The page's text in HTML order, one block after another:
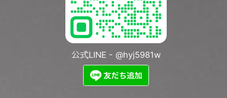
公式LINE - @hyj5981w